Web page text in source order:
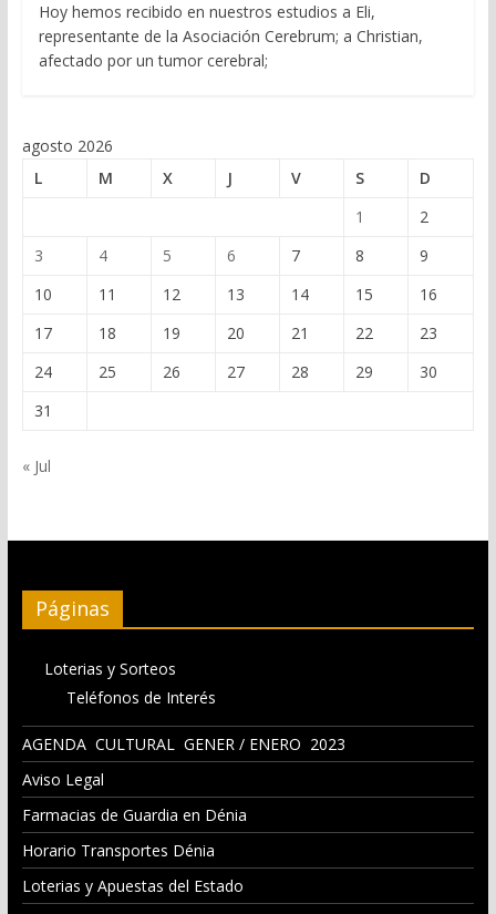
Hoy hemos recibido en nuestros estudios a Eli,
representante de la Asociación Cerebrum; a Christian,
afectado por un tumor cerebral;
agosto 2026
L
M X J V S
D
1
2
3
4 5 6 7 8
9
10
11 12 13 14 15
16
17
18 19 20 21 22
23
24
25 26 27 28 29
30
31
« Jul
Páginas
Loterias y Sorteos
Teléfonos de Interés
AGENDA CULTURAL GENER / ENERO 2023
Aviso Legal
Farmacias de Guardia en Dénia
Horario Transportes Dénia
Loterias y Apuestas del Estado